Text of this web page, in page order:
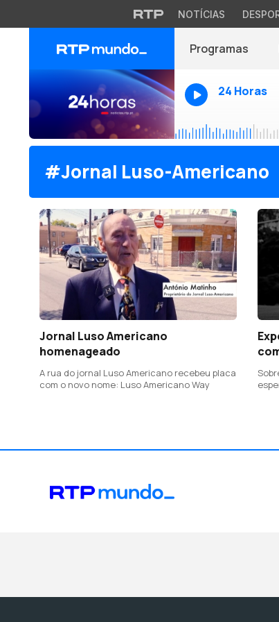
NOTÍCIAS
Programas
24 Horas
#Jornal Luso-Americano
Jornal Luso Americano
homenageado
A rua do jornal Luso Americano recebeu placa
com o novo nome: Luso Americano Way